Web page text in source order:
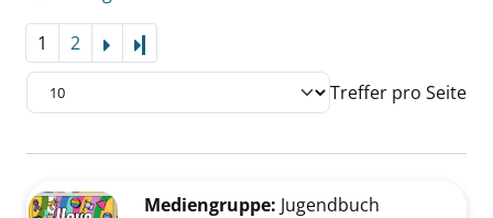
1 2
Treffer pro Seite
Zu den Suchfiltern springen
Mediengruppe: Jugendbuch